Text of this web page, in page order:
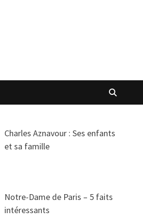
Charles Aznavour : Ses enfants
et sa famille
Notre-Dame de Paris – 5 faits
intéressants